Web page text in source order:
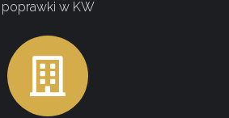
poprawki w KW